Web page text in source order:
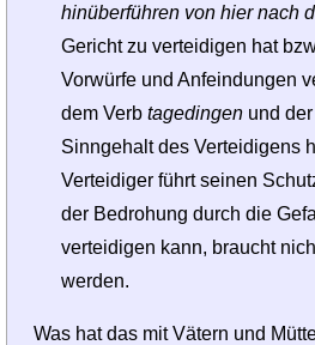
hinüberführen von hier nach
Gericht zu verteidigen hat
Vorwürfe und Anfeindungen
dem Verb tagedingenund der
Sinngehalt des Verteidigens
Verteidiger führt seinen
der Bedrohung durch die
verteidigen kann, braucht
werden.
Was hat das mit Vätern und